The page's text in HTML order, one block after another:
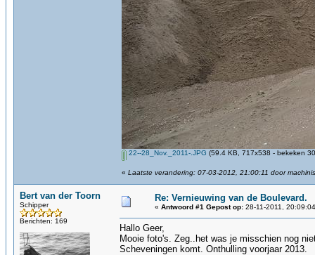
22--28_Nov._2011-.JPG (59.4 KB, 717x538 - bekeken
« Laatste verandering: 07-03-2012, 21:00:11 door
Bert van der Toorn
Schipper
Berichten: 169
Re: Vernieuwing van de Boulevard.
« Antwoord #1 Gepost op: 28-11-2011,
Hallo Geer,
Mooie foto's. Zeg..het was je misschien nog
Scheveningen komt. Onthulling voorjaar 2013.